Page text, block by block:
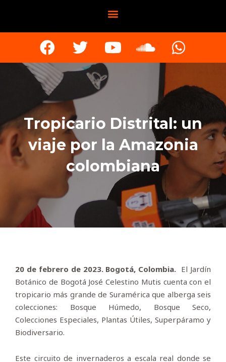
Tropicario Distrital: un
viaje por la Amazonia
colombiana
20 de febrero de 2023. Bogotá, Colombia. El Jardín
Botánico de Bogotá José Celestino Mutis cuenta con el
tropicario más grande de Suramérica que alberga seis
colecciones: Bosque Húmedo, Bosque Seco,
Colecciones Especiales, Plantas Útiles, Superpáramo y
Biodiversario.
Este circuito de invernaderos a escala real donde se